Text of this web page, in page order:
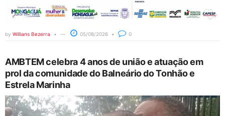
by Willians Bezerra 05/08/2026 0
AMBTEM celebra 4 anos de união e atuação em
prol da comunidade do Balneário do Tonhão e
Estrela Marinha